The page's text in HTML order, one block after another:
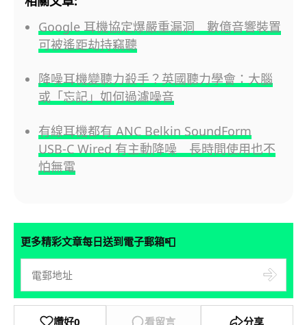
Google 耳機協定爆嚴重漏洞 數億音響裝置
可被遙距劫持竊聽
降噪耳機變聽力殺手？英國聽力學會：大腦
或「忘記」如何過濾噪音
有線耳機都有 ANC Belkin SoundForm
USB-C Wired 有主動降噪 長時間使用也不
怕無電
更多精彩文章每日送到電子郵箱📮
讚好0 看留言 分享